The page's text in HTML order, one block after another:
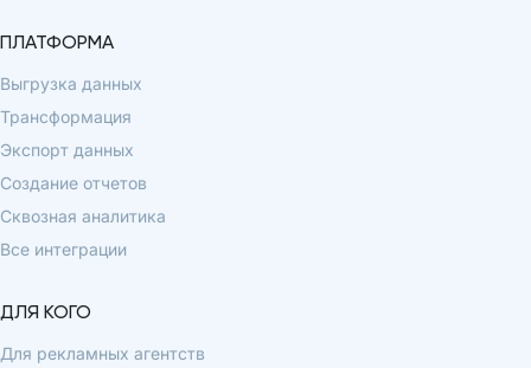
ПЛАТФОРМА
Выгрузка данных
Трансформация
Экспорт данных
Создание отчетов
Сквозная аналитика
Все интеграции
ДЛЯ КОГО
Для рекламных агентств